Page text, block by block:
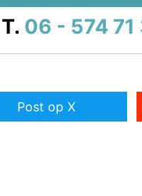
T. 06 - 574 71
Post op X